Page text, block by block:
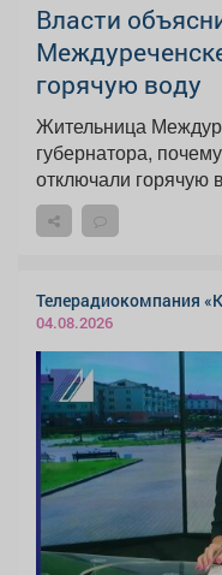
Власти
горячую воду
Жительница
губернатора,
Телерадиокомпания
04.08.2026